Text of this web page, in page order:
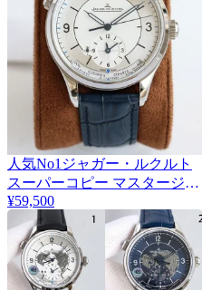
2人気No1ジャガー・ルクルト
スーパーコピー マスタージオ
グラフィーク 42mm 2色
Jad71091
¥59,500